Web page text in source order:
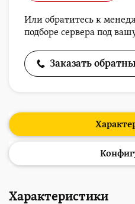
Или обратитесь к
подборе сервера под
Заказать
Характеристики